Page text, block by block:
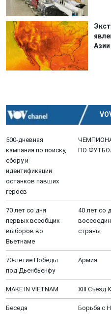
500-дневная
кампания по поиску,
сбору и
идентификации
останков павших
героев
ПО
70 лет со дня
первых всеобщих
выборов во
Вьетнаме
40 лет со
страны
70-летие Победы
под Дьенбьенфу
Aрмия
MAKE IN VIETNAM XIII Cъезд
Беседа Борьба с